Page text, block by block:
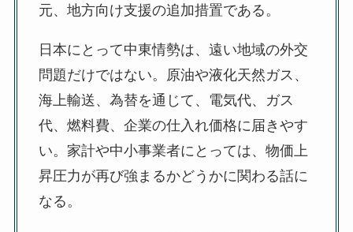
元、地方向け支援の追加措置である。
日本にとって中東情勢は、遠い地域の外交
問題だけではない。原油や液化天然ガス、
海上輸送、為替を通じて、電気代、ガス
代、燃料費、企業の仕入れ価格に届きやす
い。家計や中小事業者にとっては、物価上
昇圧力が再び強まるかどうかに関わる話に
なる。